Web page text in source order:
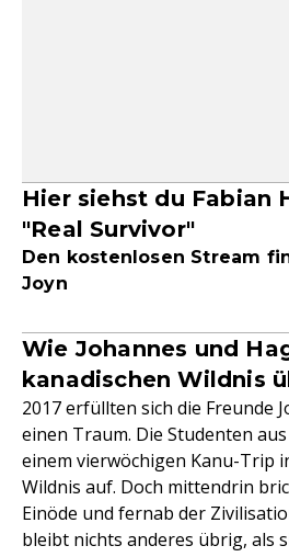
Hier siehst du Fabian
"Real Survivor"
Den kostenlosen Stream
Joyn
Wie Johannes und
kanadischen Wildnis
2017 erfüllten sich die Freunde
einen Traum. Die Studenten
einem vierwöchigen Kanu-Trip
Wildnis auf. Doch mittendrin
Einöde und fernab der
bleibt nichts anderes übrig, als